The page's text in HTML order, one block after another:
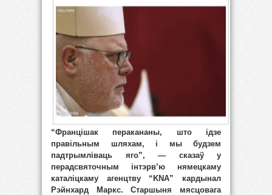
“Францішак перакананы, што ідзе
правільным шляхам, і мы будзем
падтрымліваць яго”, — сказаў у
перадсвяточным інтэрв’ю нямецкаму
каталіцкаму агенцтву “KNA” кардынал
Рэйнхард Маркс. Старшыня мясцовага